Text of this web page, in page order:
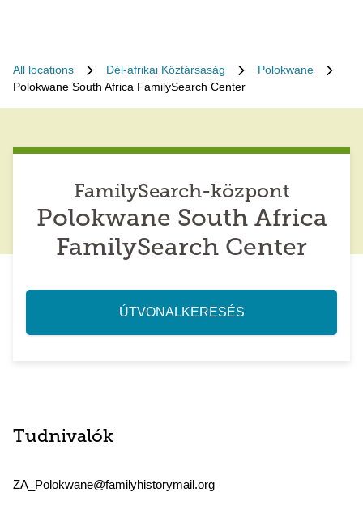
All locations Dél-afrikai Köztársaság
Polokwane
Polokwane South Africa FamilySearch Center
FamilySearch-központ
Polokwane South Africa
FamilySearch Center
ÚTVONALKERESÉS
Tudnivalók
ZA_Polokwane@familyhistorymail.org